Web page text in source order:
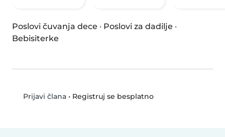
Poslovi čuvanja dece · Poslovi za dadilje ·
Bebisiterke
Prijavi člana• Registruj se besplatno